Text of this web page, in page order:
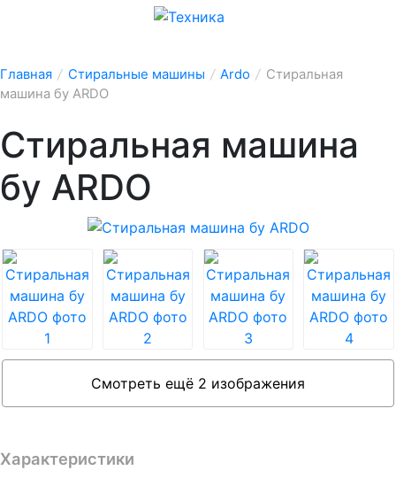
Главная / Стиральные машины / Ardo / Стиральная
машина бу ARDO
Стиральная машина
бу ARDO
Смотреть ещё 2 изображения
Характеристики